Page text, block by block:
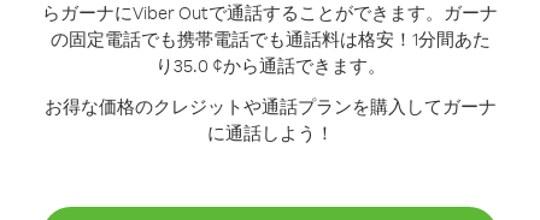
らガーナにViber Outで通話することができます。
ガーナ
の固定電話でも携帯電話でも通話料は格安！1分間あた
り35.0 ¢から通話できます。
お得な価格のクレジットや通話プランを購入してガーナ
に通話しよう！